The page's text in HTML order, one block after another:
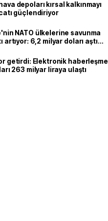
depoları kırsal kalkınmayı
güçlendiriyor
NATO ülkelerine savunma
artıyor: 6,2 milyar doları aştı
getirdi: Elektronik haberleşme
263 milyar liraya ulaştı